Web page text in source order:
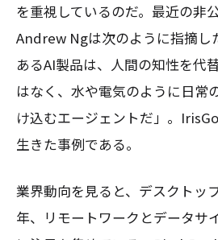
を重視しているのだ。最近の非
Andrew Ngは次のように指摘し
あるAI製品は、人間の知性を代
はなく、水や電気のように日常
け込むエージェントだ」。
生きた事例である。
業界動向を見ると、デスクトッ
年、リモートワークとデータサ